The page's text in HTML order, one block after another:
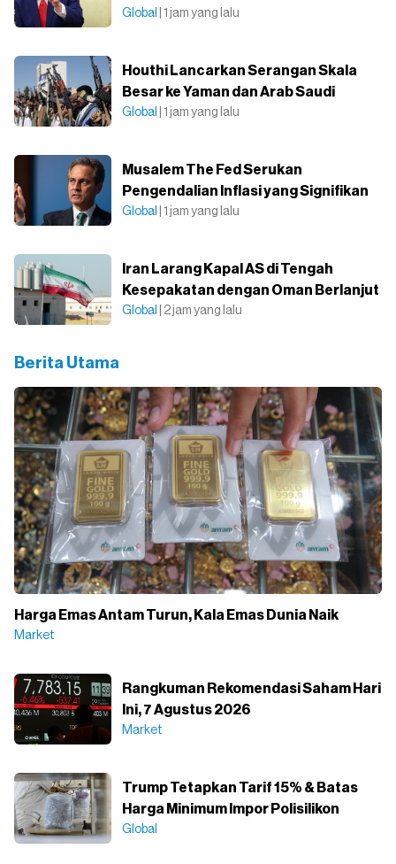
Global | 1 jam yang lalu
Houthi Lancarkan Serangan Skala
Besar ke Yaman dan Arab Saudi
Global | 1 jam yang lalu
Musalem The Fed Serukan
Pengendalian Inflasi yang Signifikan
Global | 1 jam yang lalu
Iran Larang Kapal AS di Tengah
Kesepakatan dengan Oman Berlanjut
Global | 2 jam yang lalu
Berita Utama
Harga Emas Antam Turun, Kala Emas Dunia Naik
Market
Rangkuman Rekomendasi Saham Hari
Ini, 7 Agustus 2026
Market
Trump Tetapkan Tarif 15% & Batas
Harga Minimum Impor Polisilikon
Global